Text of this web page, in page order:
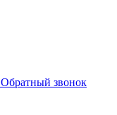
Обратный звонок